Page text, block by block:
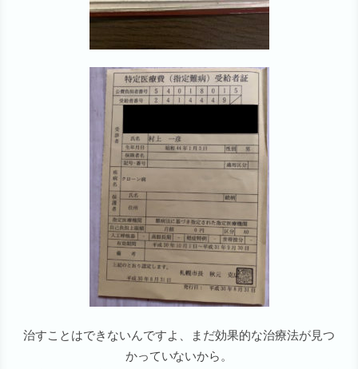
治すことはできないんですよ、まだ効果的な治療法が見つ
かっていないから。